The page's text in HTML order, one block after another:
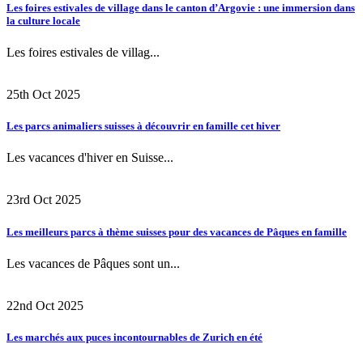
Les foires estivales de village dans le canton d’Argovie : une immersion dans
la culture locale
Les foires estivales de villag...
25th Oct 2025
Les parcs animaliers suisses à découvrir en famille cet hiver
Les vacances d'hiver en Suisse...
23rd Oct 2025
Les meilleurs parcs à thème suisses pour des vacances de Pâques en famille
Les vacances de Pâques sont un...
22nd Oct 2025
Les marchés aux puces incontournables de Zurich en été